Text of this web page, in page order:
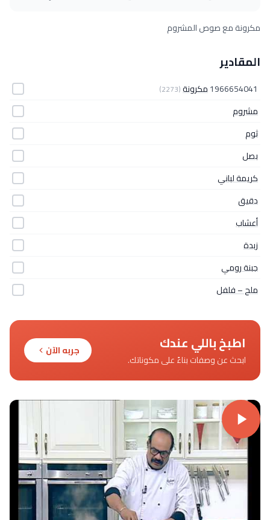
مكرونة مع صوص المشروم
المقادير
1966654041مكرونة(2273)
مشروم
ثوم
بصل
كريمة لباني
دقيق
أعشاب
زبدة
جبنة رومي
ملح – فلفل
اطبخ باللي عندك
ابحث عن وصفات بناءً على مكوناتك.
جربه الآن